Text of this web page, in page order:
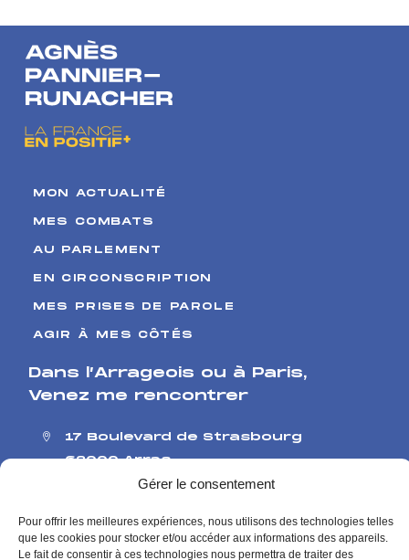
Gérer le consentement
Pour offrir les meilleures expériences, nous utilisons des technologies telles
que les cookies pour stocker et/ou accéder aux informations des appareils.
Le fait de consentir à ces technologies nous permettra de traiter des
violence,
l’hôpital doit
être le
premier
refuge
ressortissants
MON ACTUALITÉ
MES COMBATS
AU PARLEMENT
EN CIRCONSCRIPTION
MES PRISES DE PAROLE
AGIR À MES CÔTÉS
Dans l’Arrageois ou à Paris,
Venez me rencontrer
17 Boulevard de Strasbourg
62000 Arras
126 rue de l’Université
Me contacter
Contact presse